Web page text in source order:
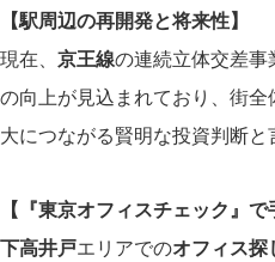
【駅周辺の再開発と将来性】
現在、 京王線の連続立体交差事
の向上が見込まれており、街
大につながる賢明な投資判断と
【『東京オフィスチェック』
下高井戸エリアでのオフィス探